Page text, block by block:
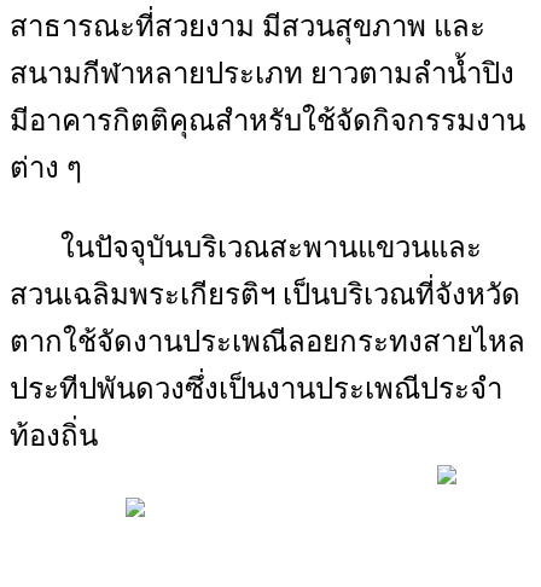
สาธารณะที่สวยงาม มีสวนสุขภาพ และ
สนามกีฬาหลายประเภท ยาวตามลำน้ำปิง
มีอาคารกิตติคุณสำหรับใช้จัดกิจกรรมงาน
ต่าง ๆ
ในปัจจุบันบริเวณสะพานแขวนและ
สวนเฉลิมพระเกียรติฯ เป็นบริเวณที่จังหวัด
ตากใช้จัดงานประเพณีลอยกระทงสายไหล
ประทีปพันดวงซึ่งเป็นงานประเพณีประจำ
ท้องถิ่น